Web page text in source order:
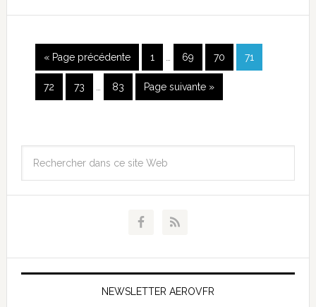
« Page précédente 1 69 70 71
72 73 83 Page suivante »
NEWSLETTER AEROVFR